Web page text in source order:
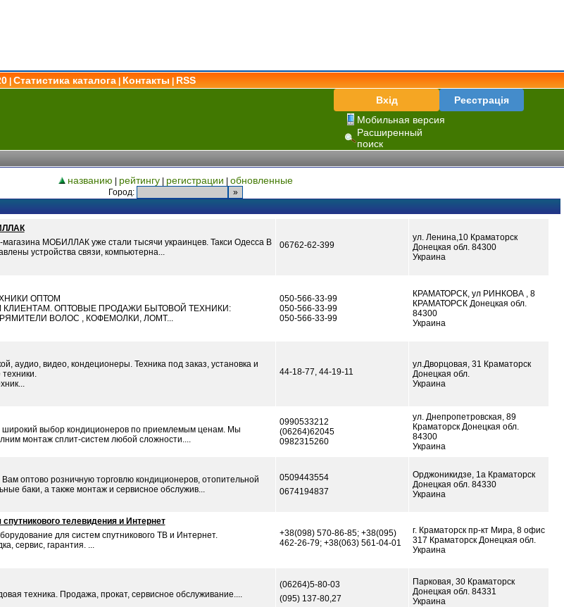
Статистика каталога Контакты
RSS
Вхід
Реєстрація
Мобильная версия
Расширенный
поиск
названию рейтингу| регистрации обновленные
Город:
МОБИЛЛАК уже стали тысячи украинцев. Такси Одесса В
устройства связи, компьютерна...
06762-62-399
ул. Ленина,10 Краматорск
Донецкая обл. 84300
Украина
ОПТОМ
КЛИЕНТАМ. ОПТОВЫЕ ПРОДАЖИ БЫТОВОЙ ТЕХНИКИ:
ВОЛОС , КОФЕМОЛКИ, ЛОМТ...
050-566-33-99
050-566-33-99
050-566-33-99
КРАМАТОРСК, ул РИНКОВА , 8
КРАМАТОРСК Донецкая обл.
84300
Украина
аудио, видео, кондеционеры. Техника под заказ, установка и
44-18-77, 44-19-11
ул.Дворцовая, 31 Краматорск
Донецкая обл.
Украина
широкий выбор кондиционеров по приемлемым ценам. Мы
монтаж сплит-систем любой сложности....
0990533212
(06264)62045
0982315260
ул. Днепропетровская, 89
Краматорск Донецкая обл.
84300
Украина
оптово розничную торговлю кондиционеров, отопительной
баки, а также монтаж и сервисное обслужив...
0509443554
0674194837
Орджоникидзе, 1а Краматорск
Донецкая обл. 84330
Украина
телевидения и Интернет
для систем спутникового ТВ и Интернет.
сервис, гарантия. ...
+38(098) 570-86-85; +38(095)
462-26-79; +38(063) 561-04-01
г. Краматорск пр-кт Мира, 8 офис
317 Краматорск Донецкая обл.
Украина
техника. Продажа, прокат, сервисное обслуживание....
(06264)5-80-03
(095) 137-80,27
Парковая, 30 Краматорск
Донецкая обл. 84331
Украина